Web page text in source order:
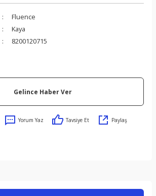
Fluence
Kaya
8200120715
Gelince Haber Ver
Yorum Yaz Tavsiye Et Paylaş